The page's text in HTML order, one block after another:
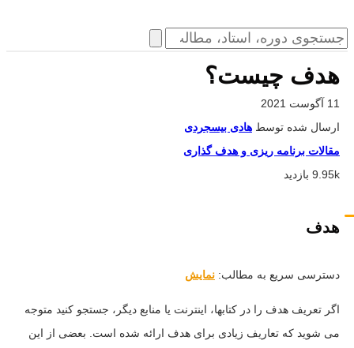
هدف چیست؟
11 آگوست 2021
ارسال شده توسط هادی بیسجردی
مقالات برنامه ریزی و هدف گذاری
9.95k بازدید
هدف
دسترسی سریع به مطالب: نمایش
اگر تعریف هدف را در کتابها، اینترنت یا منابع دیگر، جستجو کنید متوجه
می شوید که تعاریف زیادی برای هدف ارائه شده است. بعضی از این